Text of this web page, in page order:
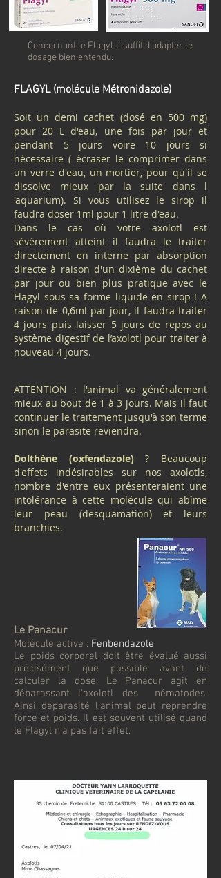
Concernant le Flagyl il suffit d'adapter le
dosage bien entendu.
FLAGYL (molécule Métronidazole)
Soit un demi cachet (dosé en 500 mg)
pour 20 L d'eau, une fois par jour et
pendant 5 jours voire 10 jours si
nécessaire ( écraser le comprimer dans
un verre d'eau, un mortier, pour qu'il se
dissolve mieux par la suite dans l
'aquarium). Si vous utilisez le sirop il
faudra doser 1ml pour 1 litre d'eau.
Dans le cas où votre axolotl est
sévèrement atteint il faudra le traiter
directement en interne par absorption
directe à raison d'un dixième du cachet
par jour ou bien plus pratique avec le
Flagyl sous sa forme liquide en sirop ! A
raison de 0,6ml par jour, il faudra traiter
4 jours puis laisser 5 jours de repos au
système digestif de l’axolotl pour traiter à
nouveau 4 jours.
ATTENTION : l'animal va généralement
mieux au bout de 1 à 3 jours. Mais il faut
continuer le traitement jusqu'à son terme
sinon le parasite reviendra.
Dolthène (oxfendazole)? Beaucoup
d'effets indésirables sur nos axolotls,
nombre d'entre eux présenteraient une
intolérance à cette molécule qui abîme
leur peau (desquamation) et leurs
branchies.
Le Panacur
Molécule active : Fenbendazole
Le poids corporel doit être évalué aussi
précisément que possible avant de
calculer la dose. Le Panacur agit en
débarassant l'axolotl des nématodes.
Ainsi déparasité l'animal peut reprendre
force et poids. Il est souvent utilisé quand
le Flagyl n'a pas fait effet.